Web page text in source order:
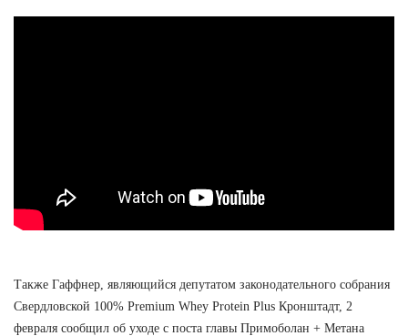
Также Гаффнер, являющийся депутатом законодательного собрания
Свердловской 100% Premium Whey Protein Plus Кронштадт, 2
февраля сообщил об уходе с поста главы Примоболан + Метана